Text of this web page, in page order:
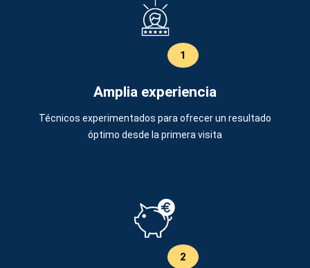
1
Amplia experiencia
Técnicos experimentados para ofrecer un resultado
óptimo desde la primera visita
2